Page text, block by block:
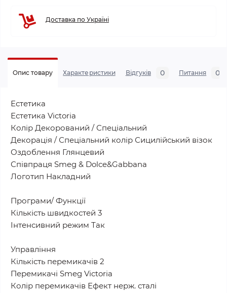
Доставка по Україні
Опис товару Характеристики Відгуків 0 Питання 0
Естетика
Естетика Victoria
Колір Декорований / Спеціальний
Декорація / Спеціальний колір Сицилійський візок
Оздоблення Глянцевий
Співпраця Smeg & Dolce&Gabbana
Логотип Накладний
Програми/ Функції
Кількість швидкостей 3
Інтенсивний режим Так
Управління
Кількість перемикачів 2
Перемикачі Smeg Victoria
Колір перемикачів Ефект нерж. сталі